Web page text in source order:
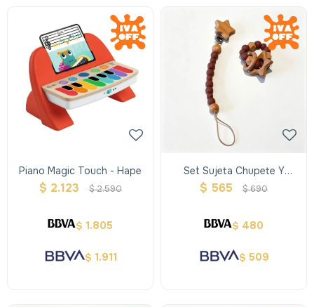
Piano Magic Touch - Hape
$ 2.123 $2.590
$ 1.805
$ 1.911
Set Sujeta Chupete Y
Sonajero Estrella
$ 565 $690
$ 480
$ 509